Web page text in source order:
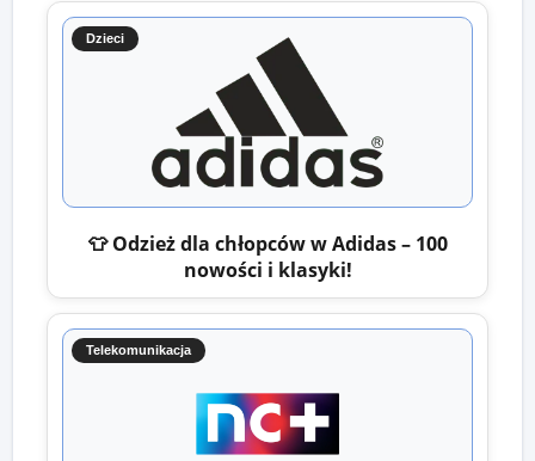
Dzieci
👕 Odzież dla chłopców w Adidas – 100
nowości i klasyki!
Telekomunikacja